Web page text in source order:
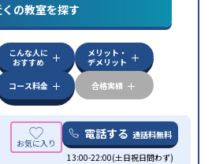
生に対応授業の振替可能
PC・タブレットを利用オンライン対応1
講可能
の教室を探す
こんな人に
おすすめ
メリット・
デメリット
コース料金 合格実績
電話する 通話料無料
13:00-22:00(土日祝日問わず)